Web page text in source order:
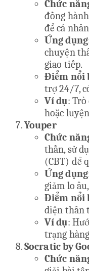
Chức
đồng
để cá
Ứng dụng
chuyện
giao tiếp.
Điểm nổi
trợ 24/7,
Ví dụ:
hoặc
Youper
Chức
thần, sử
(CBT) để
Ứng dụng
giảm lo
Điểm nổi
diện thân
Ví dụ:
trạng
Socratic by
Chức